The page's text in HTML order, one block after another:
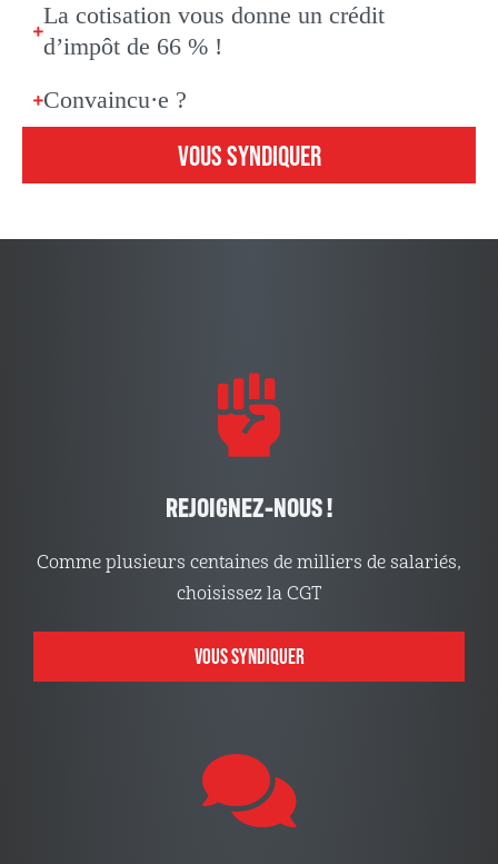
La cotisation vous donne un crédit
d’impôt de 66 % !
Convaincu·e ?
VOUS SYNDIQUER
REJOIGNEZ-NOUS !
Comme plusieurs centaines de milliers de salariés,
choisissez la CGT
VOUS SYNDIQUER